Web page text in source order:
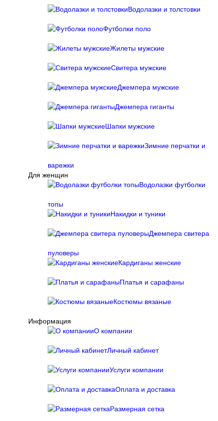
Водолазки и толстовки
Футболки поло
Жилеты мужские
Свитера мужские
Джемпера мужские
Джемпера гиганты
Шапки мужские
Зимние перчатки и
варежки
Для женщин
Водолазки футболки
топы
Накидки и туники
Джемпера свитера
пуловеры
Кардиганы женские
Платья и сарафаны
Костюмы вязаные
Информация
О компании
Личный кабинет
Услуги компании
Оплата и доставка
Размерная сетка